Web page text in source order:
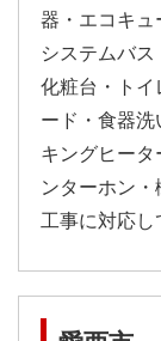
器・エコキュ
システムバ
化粧台・ト
ード・食器
キングヒー
ンターホン
工事に対応し